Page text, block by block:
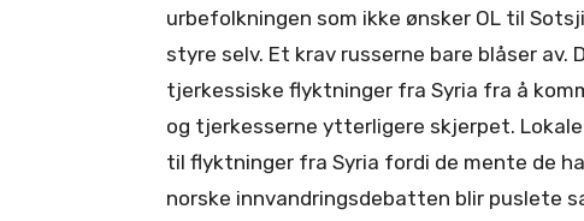
urbefolkningen som ikke ønsker OL til
styre selv. Et krav russerne bare blåser
tjerkessiske flyktninger fra Syria fra å
og tjerkesserne ytterligere skjerpet.
til flyktninger fra Syria fordi de mente de
norske innvandringsdebatten blir puslete